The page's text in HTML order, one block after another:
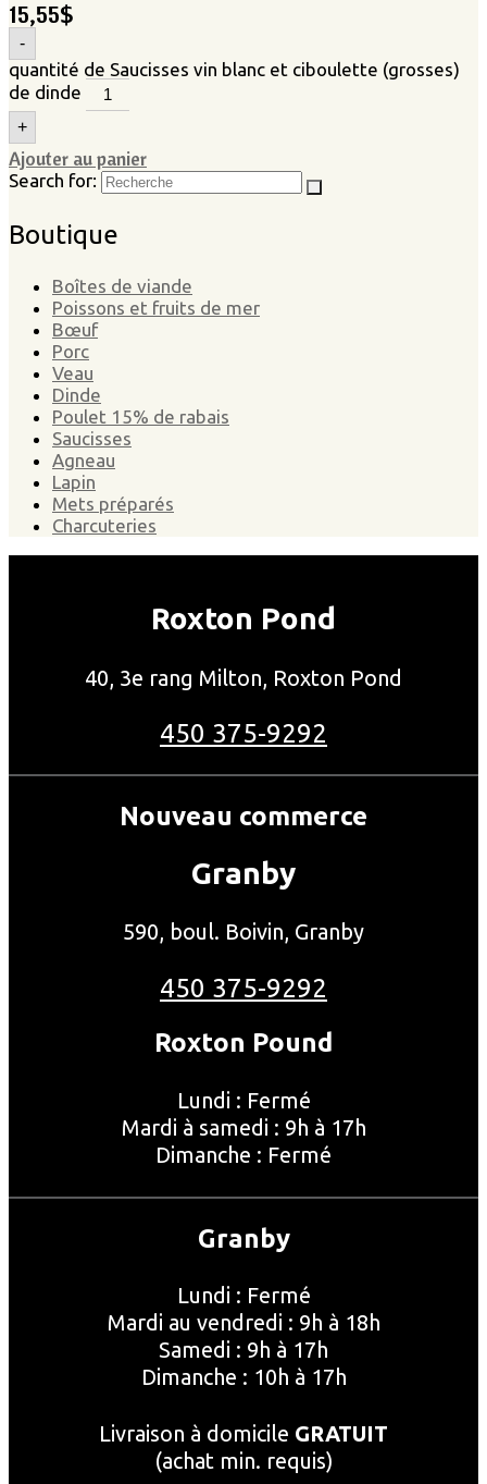
15,55$
-
quantité de Saucisses vin blanc et ciboulette (grosses)
de dinde
+
Ajouter au panier
Search for:
Boutique
Boîtes de viande
Poissons et fruits de mer
Bœuf
Porc
Veau
Dinde
Poulet 15% de rabais
Saucisses
Agneau
Lapin
Mets préparés
Charcuteries
Roxton Pond
40, 3e rang Milton, Roxton Pond
450 375-9292
Nouveau commerce
Granby
590, boul. Boivin, Granby
450 375-9292
Roxton Pound
Lundi : Fermé
Mardi à samedi : 9h à 17h
Dimanche : Fermé
Granby
Lundi : Fermé
Mardi au vendredi : 9h à 18h
Samedi : 9h à 17h
Dimanche : 10h à 17h
Livraison à domicile GRATUIT
(achat min. requis)